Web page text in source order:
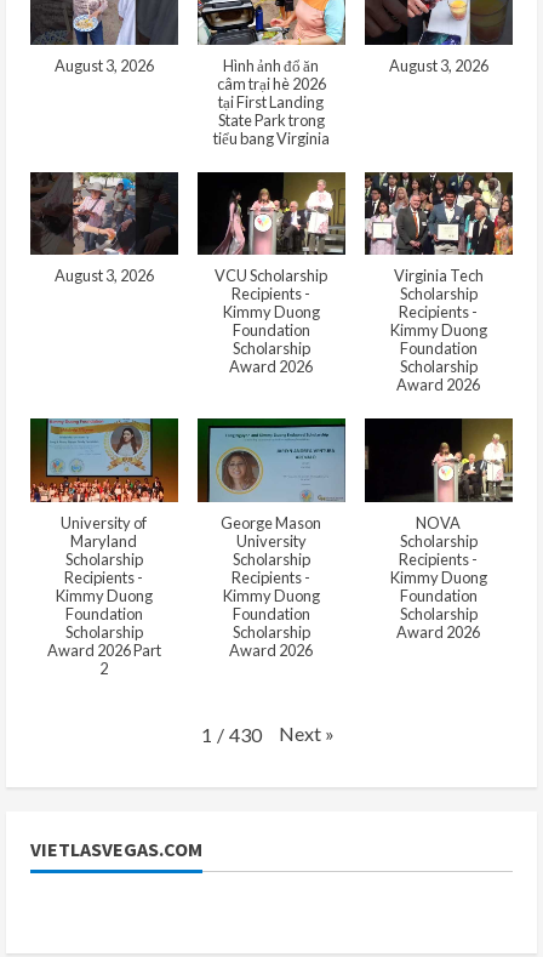
August 3, 2026
Hình ảnh đổ ăn
câm trại hè 2026
tại First Landing
State Park trong
tiểu bang Virginia
August 3, 2026
August 3, 2026
VCU Scholarship
Recipients -
Kimmy Duong
Foundation
Scholarship
Award 2026
Virginia Tech
Scholarship
Recipients -
Kimmy Duong
Foundation
Scholarship
Award 2026
University of
Maryland
Scholarship
Recipients -
Kimmy Duong
Foundation
Scholarship
Award 2026 Part
2
George Mason
University
Scholarship
Recipients -
Kimmy Duong
Foundation
Scholarship
Award 2026
NOVA
Scholarship
Recipients -
Kimmy Duong
Foundation
Scholarship
Award 2026
1 / 430 Next »
VIETLASVEGAS.COM